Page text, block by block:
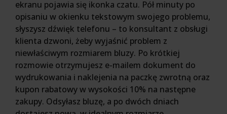
ekranu pojawia się ikonka czatu. Pół minuty po
opisaniu w okienku tekstowym swojego problemu,
słyszysz dźwięk telefonu – to konsultant z obsługi
klienta dzwoni, żeby wyjaśnić problem z
niewłaściwym rozmiarem bluzy. Po krótkiej
rozmowie otrzymujesz e-mailem dokument do
wydrukowania i naklejenia na paczkę zwrotną oraz
kupon rabatowy w wysokości 10% na następne
zakupy. Odsyłasz bluzę, a po dwóch dniach